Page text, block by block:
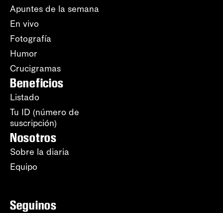
Apuntes de la semana
En vivo
Fotografía
Humor
Crucigramas
Beneficios
Listado
Tu ID (número de
suscripción)
Nosotros
Sobre la diaria
Equipo
Seguinos